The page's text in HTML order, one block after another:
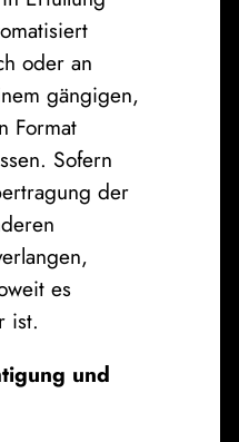
oder an
gängigen,
Format
Sofern
der
es
ist.
und